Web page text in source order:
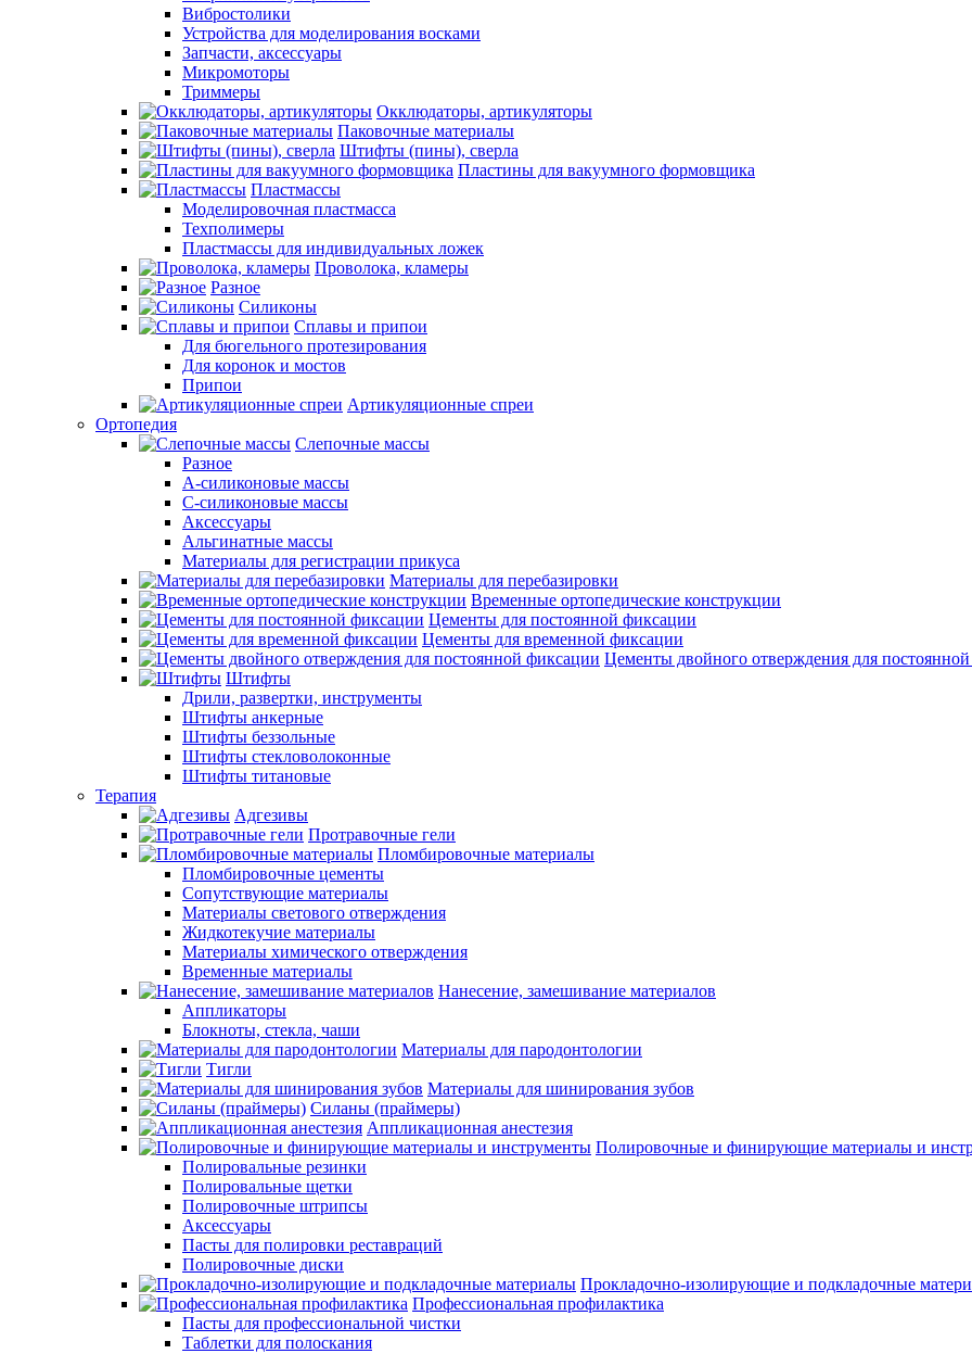
Вибростолики
Устройства для моделирования восками
Запчасти, аксессуары
Микромоторы
Триммеры
Окклюдаторы, артикуляторы
Паковочные материалы
Штифты (пины), сверла
Пластины для вакуумного формовщика
Пластмассы
Моделировочная пластмасса
Техполимеры
Пластмассы для индивидуальных ложек
Проволока, кламеры
Разное
Силиконы
Сплавы и припои
Для бюгельного протезирования
Для коронок и мостов
Припои
Артикуляционные спреи
Ортопедия
Слепочные массы
Разное
А-силиконовые массы
С-силиконовые массы
Аксессуары
Альгинатные массы
Материалы для регистрации прикуса
Материалы для перебазировки
Временные ортопедические конструкции
Цементы для постоянной фиксации
Цементы для временной фиксации
Цементы двойного отверждения для
Штифты
Дрили, развертки, инструменты
Штифты анкерные
Штифты беззольные
Штифты стекловолоконные
Штифты титановые
Терапия
Адгезивы
Протравочные гели
Пломбировочные материалы
Пломбировочные цементы
Сопутствующие материалы
Материалы светового отверждения
Жидкотекучие материалы
Материалы химического отверждения
Временные материалы
Нанесение, замешивание материалов
Аппликаторы
Блокноты, стекла, чаши
Материалы для пародонтологии
Тигли
Материалы для шинирования зубов
Силаны (праймеры)
Аппликационная анестезия
Полировочные и финирующие материалы и
Полировальные резинки
Полировальные щетки
Полировочные штрипсы
Аксессуары
Пасты для полировки реставраций
Полировочные диски
Прокладочно-изолирующие и подкладочные
Профессиональная профилактика
Пасты для профессиональной чистки
Таблетки для полоскания